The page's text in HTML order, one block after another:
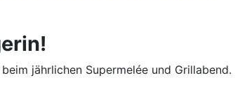
jährlichen Supermelée und Grillabend.